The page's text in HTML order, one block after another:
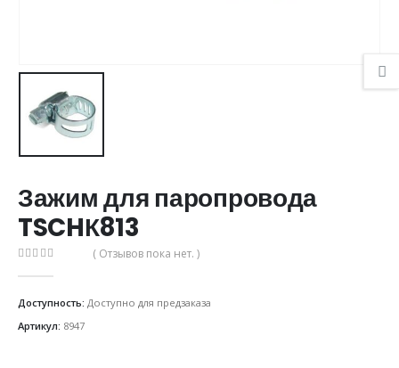
Зажим для паропровода
TSCHК813
( Отзывов пока нет. )
Доступность: Доступно для предзаказа
Артикул: 8947